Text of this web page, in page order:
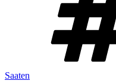
Saaten